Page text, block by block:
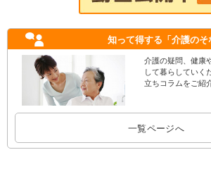
知って得する 「介護のそ
介護の疑問、健康
して暮らしていく
立ちコラムをご紹
一覧ページへ